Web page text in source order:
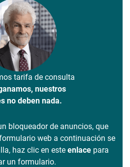
tarifa de consulta
nuestros
no deben nada.
bloqueador de anuncios, que
web a continuación se
haz clic en este enlacepara
un formulario.